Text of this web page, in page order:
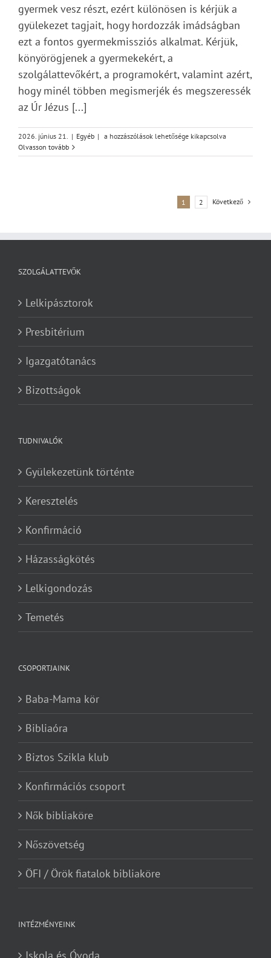
gyermek vesz részt, ezért különösen is kérjük a
gyülekezet tagjait, hogy hordozzák imádságban
ezt a fontos gyermekmissziós alkalmat. Kérjük,
könyörögjenek a gyermekekért, a
szolgálattevőkért, a programokért, valamint azért,
hogy minél többen megismerjék és megszeressék
az Úr Jézus [...]
2026. június 21. | Egyéb | Református
bejegyzéshez
a hozzászólások lehetősége kikapcsolva
Olvasson tovább
1 2 Következő
SZOLGÁLATTEVŐK
Lelkipásztorok
Presbitérium
Igazgatótanács
Bizottságok
TUDNIVALÓK
Gyülekezetünk történte
Keresztelés
Konfirmáció
Házasságkötés
Lelkigondozás
Temetés
CSOPORTJAINK
Baba-Mama kör
Bibliaóra
Biztos Szikla klub
Konfirmációs csoport
Nők bibliaköre
Nőszövetség
ÖFI / Örök fiatalok bibliaköre
INTÉZMÉNYEINK
Iskola és Óvoda